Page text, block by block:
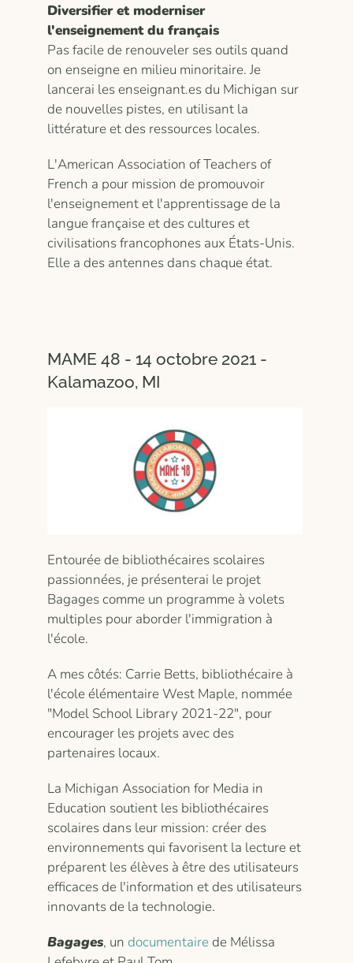
Diversifier et moderniser
l'enseignement du français
Pas facile de renouveler ses outils quand
on enseigne en milieu minoritaire. Je
lancerai les enseignant.es du Michigan sur
de nouvelles pistes, en utilisant la
littérature et des ressources locales.
L'American Association of Teachers of
French a pour mission de promouvoir
l'enseignement et l'apprentissage de la
langue française et des cultures et
civilisations francophones aux États-Unis.
Elle a des antennes dans chaque état.
MAME 48 - 14 octobre 2021 -
Kalamazoo, MI
Entourée de bibliothécaires scolaires
passionnées, je présenterai le projet
Bagages comme un programme à volets
multiples pour aborder l'immigration à
l'école.
A mes côtés: Carrie Betts, bibliothécaire à
l'école élémentaire West Maple, nommée
"Model School Library 2021-22", pour
encourager les projets avec des
partenaires locaux.
La Michigan Association for Media in
Education soutient les bibliothécaires
scolaires dans leur mission: créer des
environnements qui favorisent la lecture et
préparent les élèves à être des utilisateurs
efficaces de l'information et des utilisateurs
innovants de la technologie.
Bagages, un documentairede Mélissa